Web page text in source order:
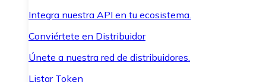
Integra nuestra API en tu ecosistema.
Conviértete en Distribuidor
Únete a nuestra red de distribuidores.
Listar Token